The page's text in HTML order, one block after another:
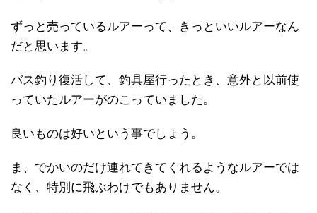
ずっと売っているルアーって、きっといいルアーなん
だと思います。
バス釣り復活して、釣具屋行ったとき、意外と以前使
っていたルアーがのこっていました。
良いものは好いという事でしょう。
ま、でかいのだけ連れてきてくれるようなルアーでは
なく、特別に飛ぶわけでもありません。